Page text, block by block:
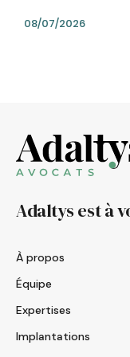
08/07/2026
Adaltys est à
À propos
Équipe
Expertises
Implantations